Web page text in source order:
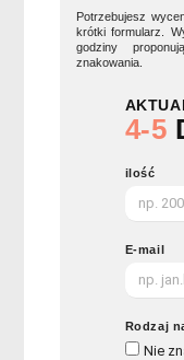
Potrzebujesz
krótki formularz.
godziny
znakowania.
4-5
ilość
E-mail
Rodzaj
Nie